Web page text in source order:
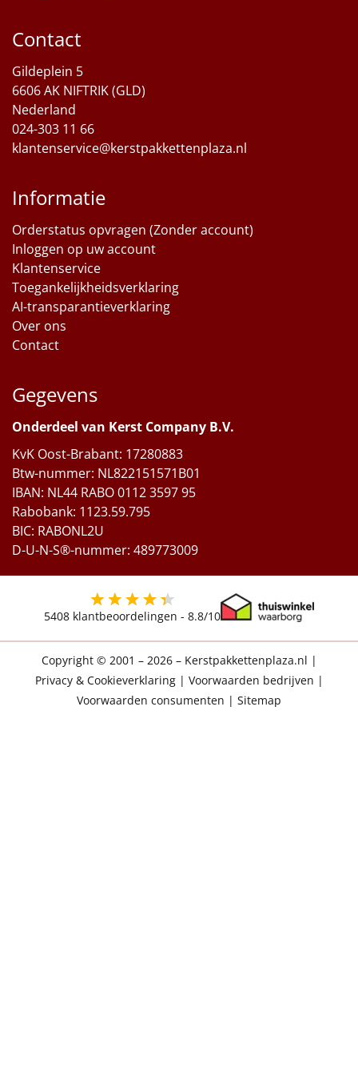
Particulier
Kerstgeschenken 2026
Relatiegeschenken
Per stuk
Alle overige
Contact
Gildeplein 5
6606 AK NIFTRIK (GLD)
Nederland
024-303 11 66
klantenservice@kerstpakkettenplaza.nl
Informatie
Orderstatus opvragen (Zonder account)
Inloggen op uw account
Klantenservice
Toegankelijkheidsverklaring
AI-transparantieverklaring
Over ons
Contact
Gegevens
Onderdeel van Kerst Company B.V.
KvK Oost-Brabant: 17280883
Btw-nummer: NL822151571B01
IBAN: NL44 RABO 0112 3597 95
Rabobank: 1123.59.795
BIC: RABONL2U
D-U-N-S®-nummer: 489773009
5408 klantbeoordelingen - 8.8/10
Copyright © 2001 – 2026 – Kerstpakkettenplaza.nl |
Privacy & Cookieverklaring| Voorwaarden bedrijven |
Voorwaarden consumenten | Sitemap